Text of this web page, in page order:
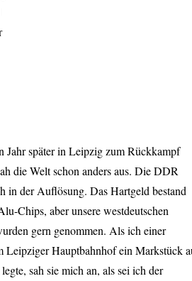
Jahr später in Leipzig zum Rückkampf
die Welt schon anders aus. Die DDR
in der Auflösung. Das Hartgeld bestand
Chips, aber unsere westdeutschen
gern genommen. Als ich einer
Leipziger Hauptbahnhof ein Markstück
sah sie mich an, als sei ich der